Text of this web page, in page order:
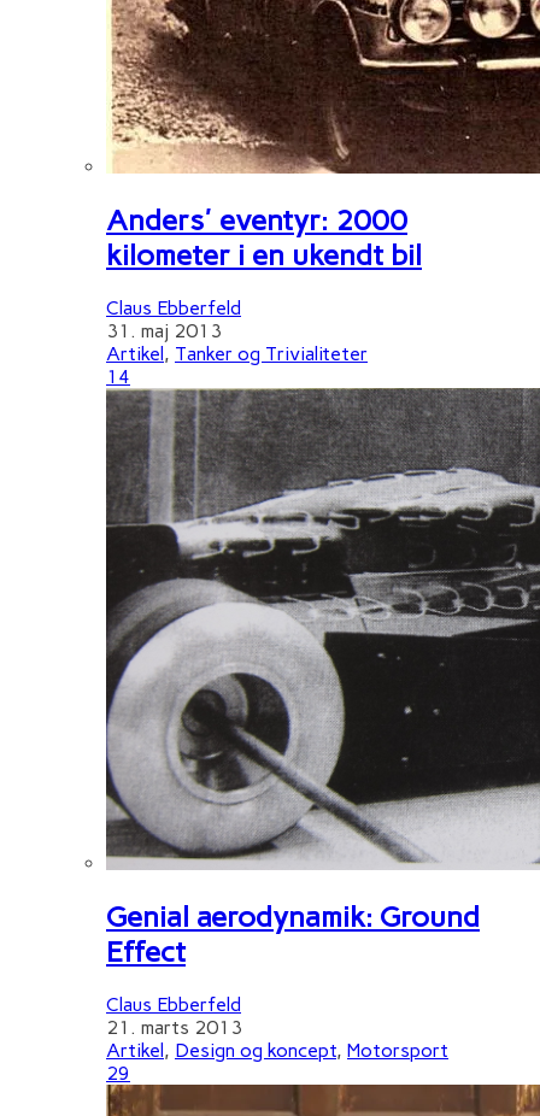
Anders' eventyr: 2000
kilometer i en ukendt bil
Claus Ebberfeld
31. maj 2013
Artikel , Tanker og Trivialiteter
14
Genial aerodynamik: Ground
Effect
Claus Ebberfeld
21. marts 2013
Artikel, Design og koncept, Motorsport
29